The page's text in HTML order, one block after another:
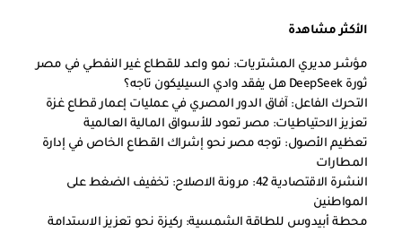
الأكثر مشاهدة
مؤشر مديري المشتريات: نمو واعد للقطاع غير النفطي في مصر
ثورة DeepSeek هل يفقد وادي السيليكون تاجه؟
التحرك الفاعل: آفاق الدور المصري في عمليات إعمار قطاع غزة
تعزيز الاحتياطيات: مصر تعود للأسواق المالية العالمية
تعظيم الأصول: توجه مصر نحو إشراك القطاع الخاص في إدارة
المطارات
النشرة الاقتصادية 42: مرونة الاصلاح: تخفيف الضغط على
المواطنين
محطة أبيدوس للطاقة الشمسية: ركيزة نحو تعزيز الاستدامة